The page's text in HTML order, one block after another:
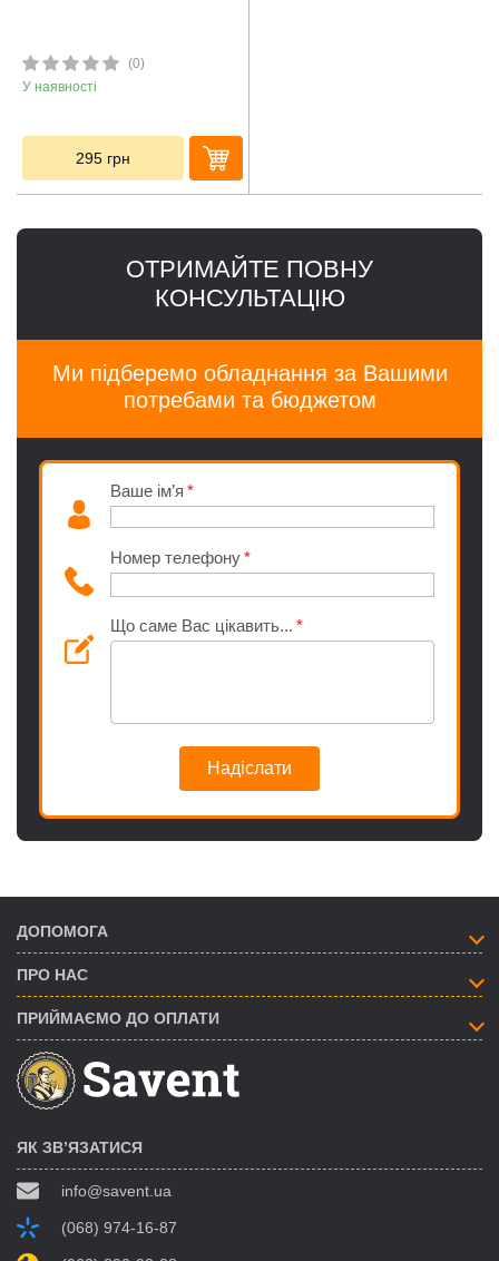
(0)
У наявності
295 грн
ОТРИМАЙТЕ ПОВНУ
КОНСУЛЬТАЦІЮ
Ми підберемо обладнання за Вашими
потребами та бюджетом
Ваше ім’я
Номер телефону
Що саме Вас цікавить...
Надіслати
ДОПОМОГА
ПРО НАС
ПРИЙМАЄМО ДО ОПЛАТИ
ЯК ЗВ’ЯЗАТИСЯ
info@savent.ua
(068) 974-16-87